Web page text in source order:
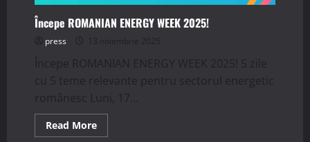
Începe ROMANIAN ENERGY WEEK 2025!
press 13 noiembrie 2025
Începe ROMANIAN ENERGY WEEK 2025! 5 zile
cu 5 teme relevante pentru sectorul energetic
românesc Luni, 17...
Read MoreRead
more